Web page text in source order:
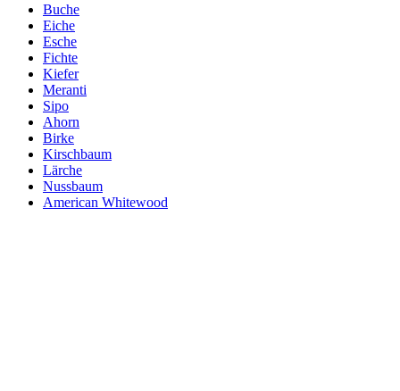
Buche
Eiche
Esche
Fichte
Kiefer
Meranti
Sipo
Ahorn
Birke
Kirschbaum
Lärche
Nussbaum
American Whitewood